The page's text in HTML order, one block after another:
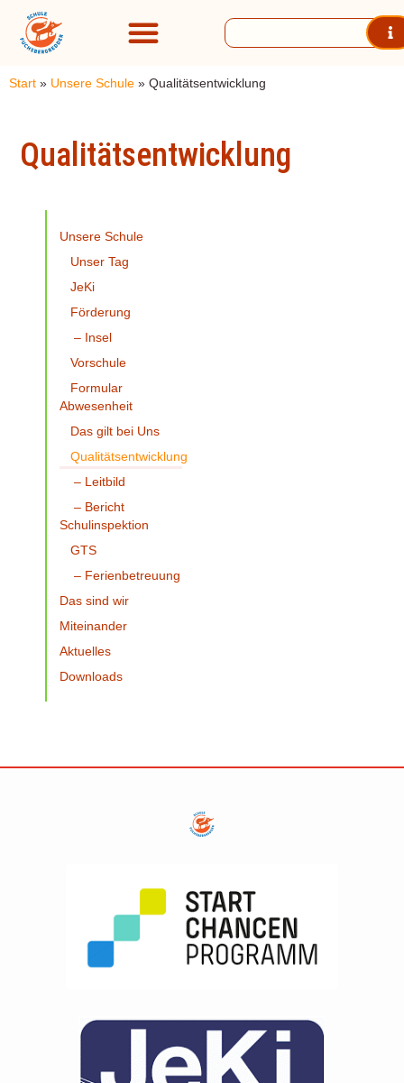
Start » Unsere Schule » Qualitätsentwicklung
Qualitätsentwicklung
Unsere Schule
Unser Tag
JeKi
Förderung
– Insel
Vorschule
Formular
Abwesenheit
Das gilt bei Uns
Qualitätsentwicklung
– Leitbild
– Bericht
Schulinspektion
GTS
– Ferienbetreuung
Das sind wir
Miteinander
Aktuelles
Downloads